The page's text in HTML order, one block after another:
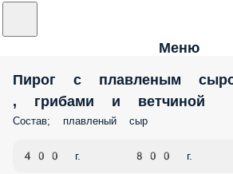
Меню
Пирог с плавленым
, грибами и ветчиной
Состав; плавленый сыр
400 г. 800 г.